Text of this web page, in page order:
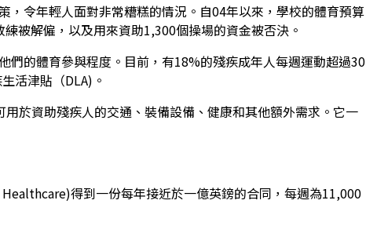
令年輕人面對非常糟糕的情況。自04年以來，學校的體育預算
被解僱，以及用來資助1,300個操場的資金被否決。
的體育參與程度。目前，有18%的殘疾成年人每週運動超過30
活津貼（DLA)。
於資助殘疾人的交通、裝備設備、健康和其他額外需求。它一
得到一份每年接近於一億英鎊的合同，每週為11,000